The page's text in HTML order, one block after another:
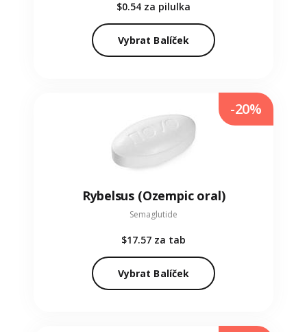
$0.54 za pilulka
Vybrat Balíček
Rybelsus (Ozempic oral)
Semaglutide
$17.57 za tab
Vybrat Balíček
-20%